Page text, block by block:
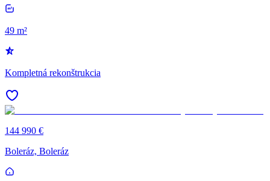
49 m²
Kompletná rekonštrukcia
144 990 €
Boleráz, Boleráz